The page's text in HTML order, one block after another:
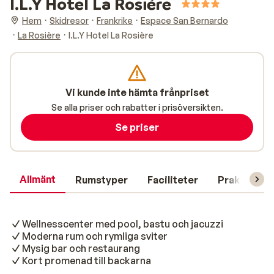
Hem Skidresor Frankrike
Espace San Bernardo
La Rosière
I.L.Y Hotel La Rosière
Allmänt Rumstyper Faciliteter Praktisk
Wellnesscenter med pool, bastu och jacuzzi
Moderna rum och rymliga sviter
Mysig bar och restaurang
Kort promenad till backarna
Vi kunde inte hämta frånpriset
Se alla priser och rabatter i prisöversikten.
Se priser